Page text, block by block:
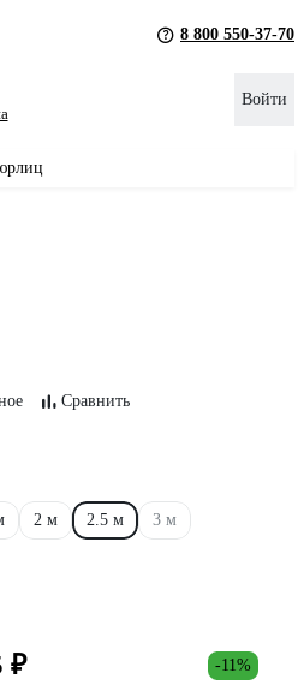
8 800 550-37-70
Войти
Сравнить
2 м 2.5 м 3 м
₽ -11%